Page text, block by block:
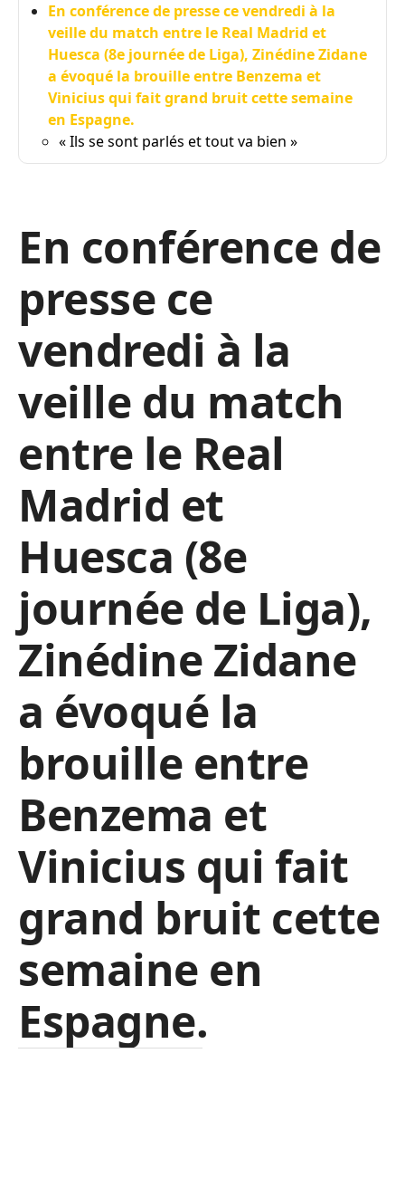
En conférence de presse ce vendredi à la
veille du match entre le Real Madrid et
Huesca (8e journée de Liga), Zinédine Zidane
a évoqué la brouille entre Benzema et
Vinicius qui fait grand bruit cette semaine
en Espagne.
« Ils se sont parlés et tout va bien »
En conférence de
presse ce
vendredi à la
veille du match
entre le Real
Madrid et
Huesca (8e
journée de Liga),
Zinédine Zidane
a évoqué la
brouille entre
Benzema et
Vinicius qui fait
grand bruit cette
semaine en
Espagne.